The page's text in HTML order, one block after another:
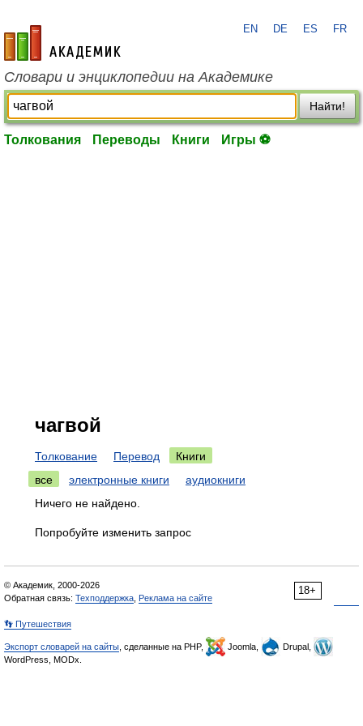
academic.ru
EN DE ES FR
Словари и энциклопедии на Академике
Найти!
Толкования Переводы Книги Игры ⚽
чагвой
Толкование Перевод
Книги
все
электронные книги
аудиокниги
Ничего не найдено.
Попробуйте изменить запрос
18+
© Академик, 2000-2026
Обратная связь: Техподдержка Реклама на сайте
👣 Путешествия
Экспорт словарей на сайты , сделанные на PHP, Joomla,
Drupal,
WordPress, MODx.